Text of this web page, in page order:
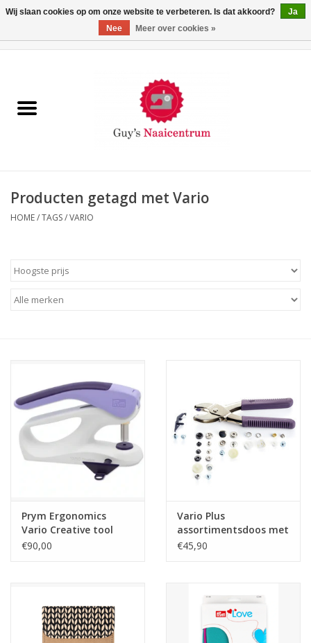
Machines
Paspoppen
Opbergsystemen
Breien en haken
Handwerk
Sale / Coupons
Cadeaubonnen
Producten getagd met Vario
HOME/TAGS/VARIO
Prym Ergonomics
Vario Creative tool
€90,00
Vario Plus
assortimentsdoos met
basisassortiment
€45,90
Wij slaan cookies op om onze website te verbeteren. Is dat akkoord?
Ja
Nee
Meer over cookies »